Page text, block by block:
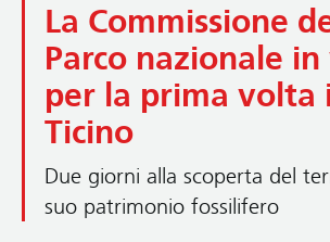
La Commissione
Parco nazionale
per la prima volta
Ticino
Due giorni alla scoperta del
suo patrimonio fossilifero